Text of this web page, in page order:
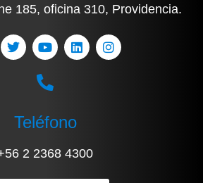
185, oficina 310, Providencia.
Teléfono
2 2368 4300